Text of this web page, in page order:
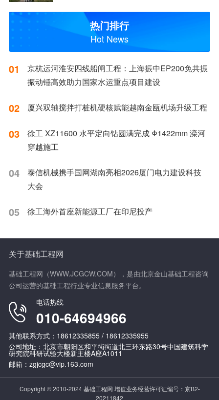
热门排行
Hot News
01
京杭运河淮安四线船闸工程：上海振中EP200免共振
振动锤高效助力国家水运重点项目建设
02 厦兴双轴搅拌打桩机硬核赋能越南金瓯机场升级工程
03
徐工 XZ11600 水平定向钻圆满完成 Φ1422mm 滦河
穿越施工
04
泰信机械携手国网湖南亮相2026厦门电力建设科技
大会
05 徐工海外首座新能源工厂在印尼投产
关于基础工程网
基础工程网（WWW.JCGCW.COM），是由北京金山基础工程咨询
公司运营的基础工程行业专业信息服务平台。
电话热线
010-64694966
其他联系方式：18612335855 / 18612335955
公司地址：北京市朝阳区和平街街道北三环东路30号中国建筑科学
研究院科研试验大楼新主楼A座A1011
邮箱：zgjcgc@vip.163.com
Copyright © 2010-2024 基础工程网 增值业务经营许可证编号： 京B2-
20211842